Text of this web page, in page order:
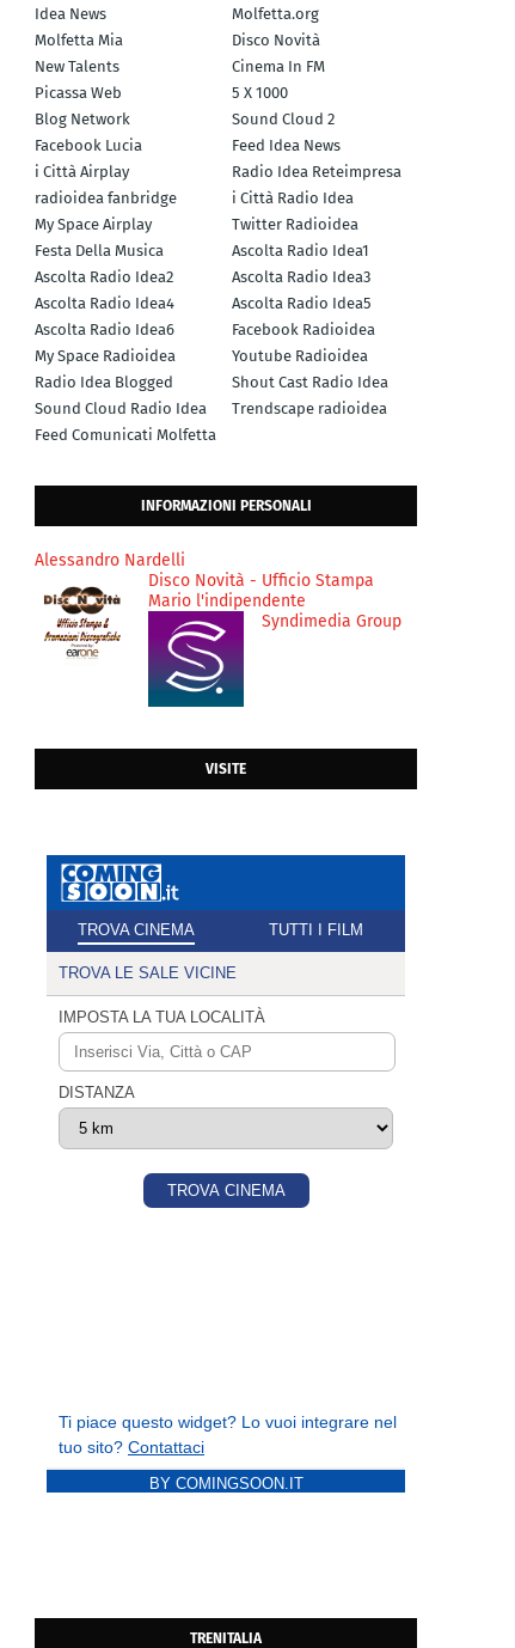
Idea News
Molfetta.org
Molfetta Mia
Disco Novità
New Talents
Cinema In FM
Picassa Web
5 X 1000
Blog Network
Sound Cloud 2
Facebook Lucia
Feed Idea News
i Città Airplay
Radio Idea Reteimpresa
radioidea fanbridge
i Città Radio Idea
My Space Airplay
Twitter Radioidea
Festa Della Musica
Ascolta Radio Idea1
Ascolta Radio Idea2
Ascolta Radio Idea3
Ascolta Radio Idea4
Ascolta Radio Idea5
Ascolta Radio Idea6
Facebook Radioidea
My Space Radioidea
Youtube Radioidea
Radio Idea Blogged
Shout Cast Radio Idea
Sound Cloud Radio Idea
Trendscape radioidea
Feed Comunicati Molfetta
INFORMAZIONI PERSONALI
Alessandro Nardelli
Disco Novità - Ufficio Stampa
Mario l'indipendente
Syndimedia Group
VISITE
BY COMINGSOON.IT
TRENITALIA